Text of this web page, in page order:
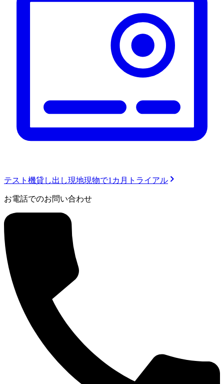
テスト機貸し出し現地現物で1カ月トライアル
お電話でのお問い合わせ